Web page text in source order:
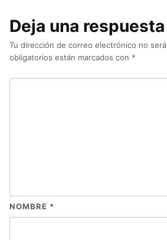
Deja una respuesta
Tu dirección de correo electrónico no
obligatorios están marcados con *
NOMBRE *